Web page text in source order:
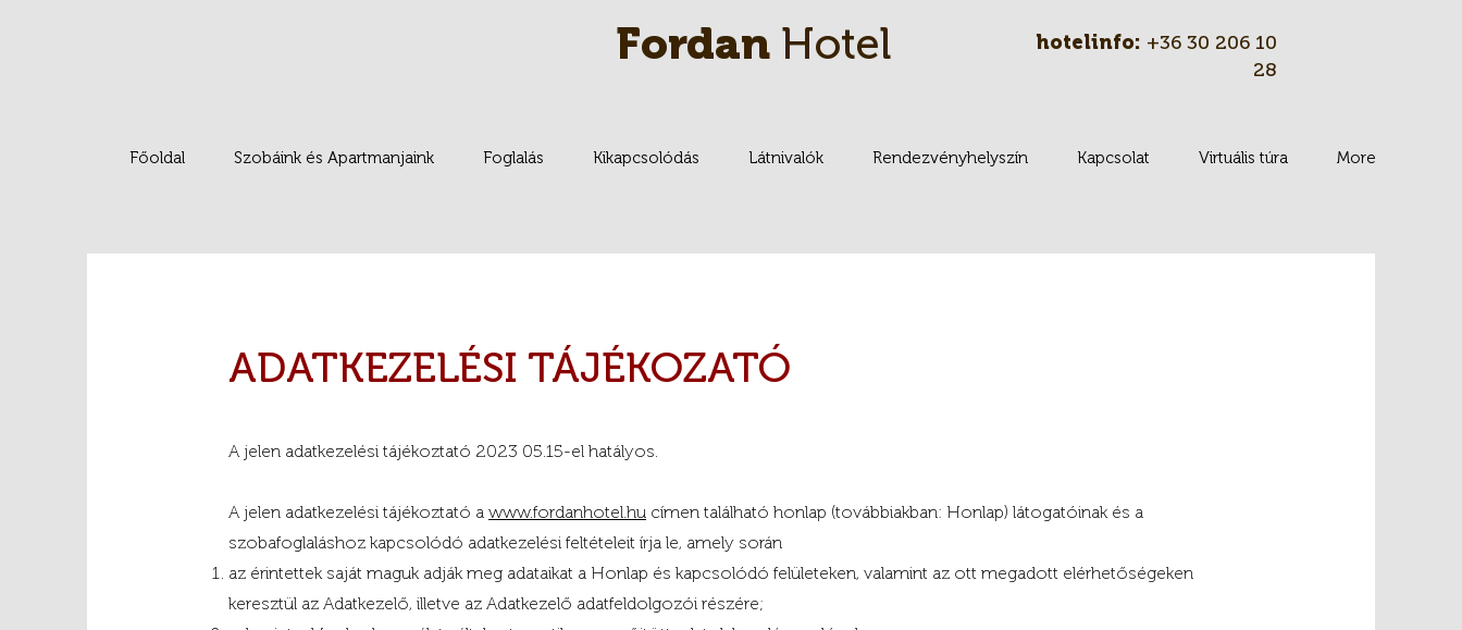
Fordan Hotel hotelinfo: +36 30 206 10
28
Főoldal Szobáink és Apartmanjaink Foglalás Kikapcsolódás Látnivalók Rendezvényhelyszín Kapcsolat Virtuális túra More
ADATKEZELÉSI TÁJÉKOZATÓ
A jelen adatkezelési tájékoztató 2023 05.15-el hatályos.
A jelen adatkezelési tájékoztató a www.fordanhotel.hu címen található honlap (továbbiakban: Honlap) látogatóinak és a
szobafoglaláshoz kapcsolódó adatkezelési feltételeit írja le, amely során
az érintettek saját maguk adják meg adataikat a Honlap és kapcsolódó felületeken, valamint az ott megadott elérhetőségeken
keresztül az Adatkezelő, illetve az Adatkezelő adatfeldolgozói részére;